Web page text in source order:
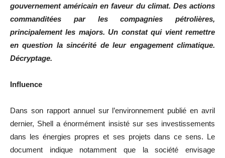
gouvernement américain en faveur du climat. Des actions
commanditées par les compagnies pétrolières,
principalement les majors. Un constat qui vient remettre
en question la sincérité de leur engagement climatique.
Décryptage.
Influence
Dans son rapport annuel sur l’environnement publié en avril
dernier, Shell a énormément insisté sur ses investissements
dans les énergies propres et ses projets dans ce sens. Le
document indique notamment que la société envisage